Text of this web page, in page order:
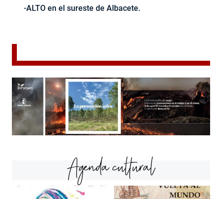
-ALTO en el sureste de Albacete.
Agenda cultural